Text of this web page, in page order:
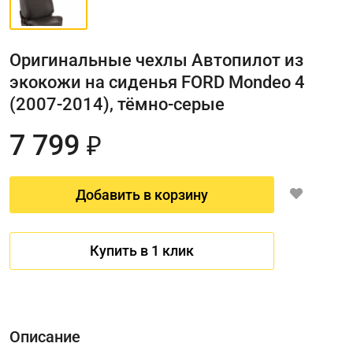
Оригинальные чехлы Автопилот из
экокожи на сиденья FORD Mondeo 4
(2007-2014), тёмно-серые
7 799 ₽
Добавить в корзину
Купить в 1 клик
Описание